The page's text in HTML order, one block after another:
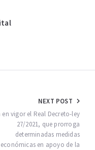
NEXT POST
en vigor el Real Decreto-ley
27/2021, que prorroga
determinadas medidas
económicas en apoyo de la